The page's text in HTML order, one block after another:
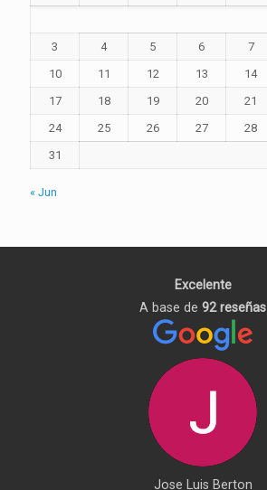
3
4 5 6 7
10
11 12 13 14
17
18 19 20 21
24
25 26 27 28
31
« Jun
Excelente
A base de 92 reseñas
Jose Luis Berton